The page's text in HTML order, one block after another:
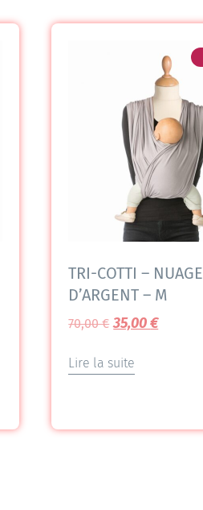
TRI-COTTI – NUAGE
D’ARGENT – M
70,00€ 35,00€
Lire la suite